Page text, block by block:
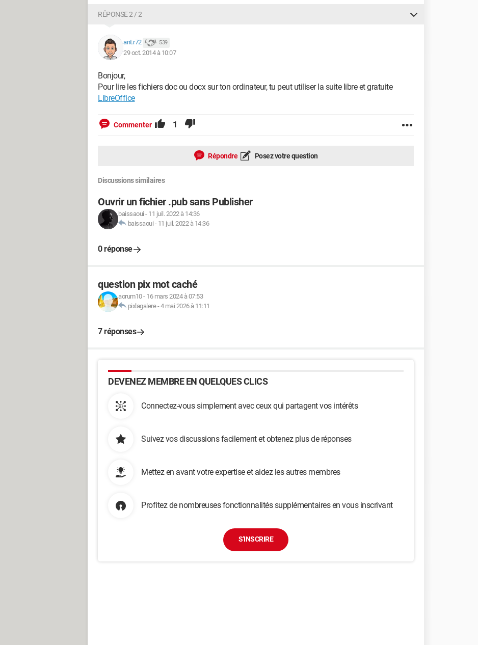
RÉPONSE 2 / 2
ant.r72 539
29 oct. 2014 à 10:07
Bonjour,
Pour lire les fichiers doc ou docx sur ton ordinateur, tu peut utiliser la suite libre et gratuite
LibreOffice
Commenter 1
Répondre Posez votre question
Discussions similaires
Ouvrir un fichier .pub sans Publisher
baissaoui - 11 juil. 2022 à 14:36
baissaoui - 11 juil. 2022 à 14:36
0 réponse
question pix mot caché
aorum10- 16 mars 2024 à 07:53
pixlagalere-4 mai 2026 à 11:11
7 réponses
DEVENEZ MEMBRE EN QUELQUES CLICS
Connectez-vous simplement avec ceux qui partagent vos intérêts
Suivez vos discussions facilement et obtenez plus de réponses
Mettez en avant votre expertise et aidez les autres membres
Profitez de nombreuses fonctionnalités supplémentaires en vous inscrivant
S'INSCRIRE